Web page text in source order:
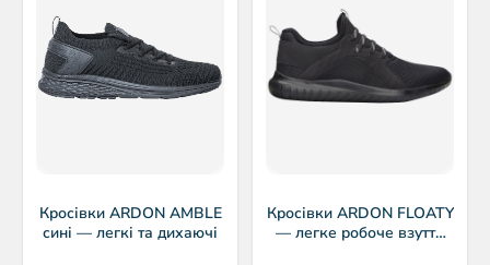
Кросівки ARDON AMBLE
сині — легкі та дихаючі
Кросівки ARDON FLOATY
— легке робоче взуття